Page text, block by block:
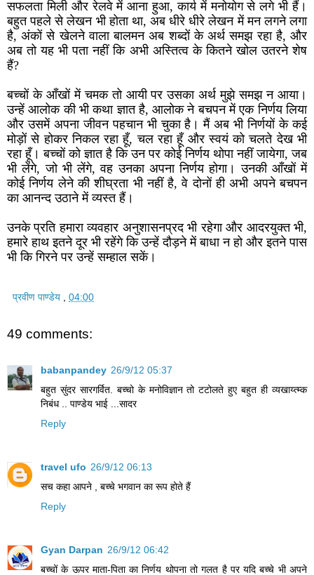
सफलता मिली और रेलवे में आना हुआ, कार्य में मनोयोग से लगे भी हैं।
बहुत पहले से लेखन भी होता था, अब धीरे धीरे लेखन में मन लगने लगा
है, अंकों से खेलने वाला बालमन अब शब्दों के अर्थ समझ रहा है, और
अब तो यह भी पता नहीं कि अभी अस्तित्व के कितने खोल उतरने शेष
हैं?
बच्चों के आँखों में चमक तो आयी पर उसका अर्थ मुझे समझ न आया।
उन्हें आलोक की भी कथा ज्ञात है, आलोक ने बचपन में एक निर्णय लिया
और उसमें अपना जीवन पहचान भी चुका है। मैं अब भी निर्णयों के कई
मोड़ों से होकर निकल रहा हूँ, चल रहा हूँ और स्वयं को चलते देख भी
रहा हूँ। बच्चों को ज्ञात है कि उन पर कोई निर्णय थोपा नहीं जायेगा, जब
भी लेंगे, जो भी लेंगे, वह उनका अपना निर्णय होगा। उनकी आँखों में
कोई निर्णय लेने की शीघ्रता भी नहीं है, वे दोनों ही अभी अपने बचपन
का आनन्द उठाने में व्यस्त हैं।
उनके प्रति हमारा व्यवहार अनुशासनप्रद भी रहेगा और आदरयुक्त भी,
हमारे हाथ इतने दूर भी रहेंगे कि उन्हें दौड़ने में बाधा न हो और इतने पास
भी कि गिरने पर उन्हें सम्हाल सकें।
प्रवीण पाण्डेय 04:00
49 comments:
babanpandey 26/9/12 05:37
बहुत सुंदर सारगर्वित. बच्चो के मनोविज्ञान तो टटोलते हुए बहुत ही व्यखाय्त्म्क
निबंध .. पाण्डेय भाई ...सादर
Reply
travel ufo 26/9/12 06:13
सच कहा आपने , बच्चे भगवान का रूप होते हैं
Reply
Gyan Darpan 26/9/12 06:42
बच्चों के ऊपर माता-पिता का निर्णय थोपना तो गलत है पर यदि बच्चे भी अपने